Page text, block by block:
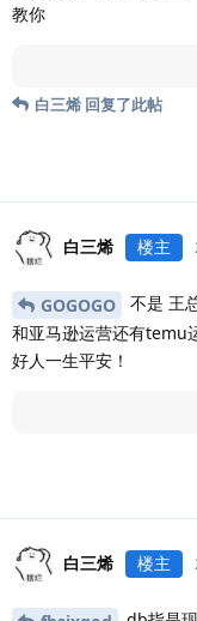
教你
白三烯 回复了此帖
白三烯 楼主
GOGOGO
不是 王
和亚马逊运营还有temu
好人一生平安！
白三烯 楼主